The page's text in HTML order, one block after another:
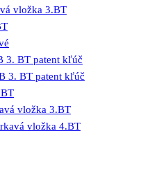
vložka 3.BT
3. BT patent kľúč
3. BT patent kľúč
vložka 3.BT
vložka 4.BT